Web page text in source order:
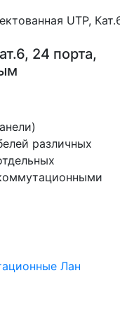
24 порта,
различных
Лан